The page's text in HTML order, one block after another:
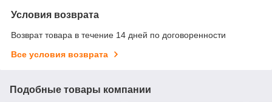
Условия возврата
Возврат товара в течение 14 дней по договоренности
Все условия возврата
Подобные товары компании